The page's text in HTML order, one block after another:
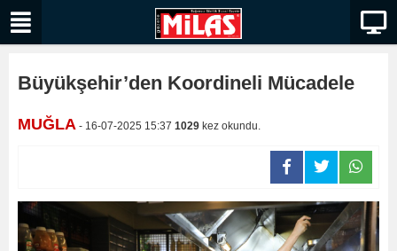
Büyükşehir’den Koordineli Mücadele
MUĞLA - 16-07-2025 15:37 1029 kez okundu.